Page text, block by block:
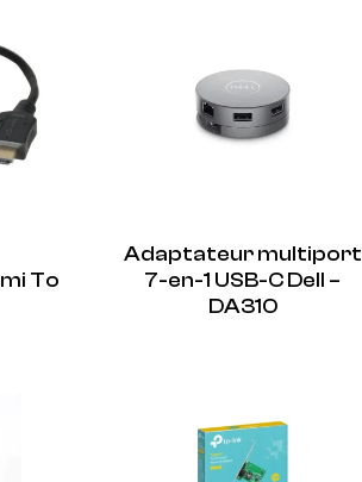
To
Adaptateur multiport
7-en-1 USB-C Dell –
DA310